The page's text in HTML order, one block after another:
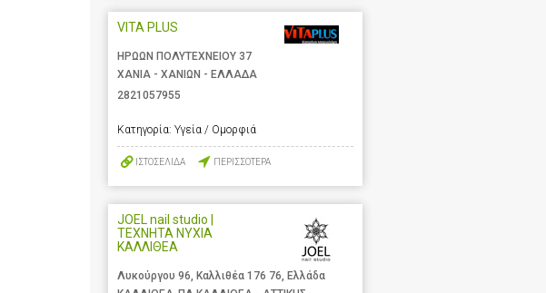
VITA PLUS
ΗΡΩΩΝ ΠΟΛΥΤΕΧΝΕΙΟΥ 37
ΧΑΝΙΑ - ΧΑΝΙΩΝ - ΕΛΛΑΔΑ
2821057955
Κατηγορία: Υγεία / Ομορφιά
ΙΣΤΟΣΕΛΙΔΑ ΠΕΡΙΣΣΟΤΕΡΑ
JOEL nail studio |
ΤΕΧΝΗΤΑ ΝΥΧΙΑ
ΚΑΛΛΙΘΕΑ
Λυκούργου 96, Καλλιθέα 176 76, Ελλάδα